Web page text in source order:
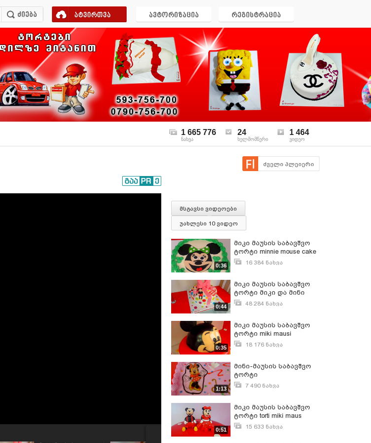
ატვირთვა ავტორიზაცია რეგისტრაცია
1 665 776
ნახვა
24
ხელმომწერი
1 464
ვიდეო
ძველი პლეიერი
მსგავსი ვიდეოები
უახლესი 10 ვიდეო
0:36
მიკი მაუსის საბავშვო
ტორტი minnie mouse cake
- მინი მაუსის ტორტი
16 384 ნახვა
0:44
მიკი მაუსის საბავშვო
ტორტი მიკი და მინი
48 284 ნახვა
0:35
მიკი მაუსის საბავშვო
ტორტი miki mausi
18 176 ნახვა
1:13
მინი-მაუსის საბავშვო
ტორტი
7 490 ნახვა
0:51
მიკი მაუსის საბავშვო
ტორტი torti miki maus
15 633 ნახვა